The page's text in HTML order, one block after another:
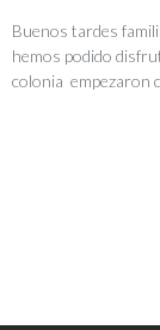
Buenos tardes
hemos podido
colonia empezaron